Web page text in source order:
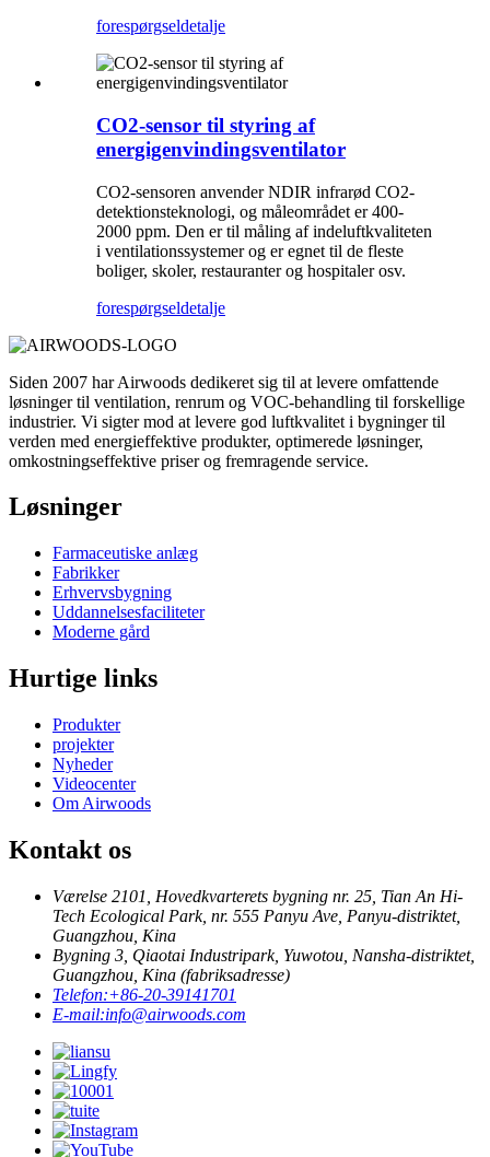
forespørgseldetalje
CO2-sensor til styring af
energigenvindingsventilator
CO2-sensoren anvender NDIR infrarød CO2-
detektionsteknologi, og måleområdet er 400-
2000 ppm. Den er til måling af indeluftkvaliteten
i ventilationssystemer og er egnet til de fleste
boliger, skoler, restauranter og hospitaler osv.
forespørgseldetalje
Siden 2007 har Airwoods dedikeret sig til at levere omfattende
løsninger til ventilation, renrum og VOC-behandling til forskellige
industrier. Vi sigter mod at levere god luftkvalitet i bygninger til
verden med energieffektive produkter, optimerede løsninger,
omkostningseffektive priser og fremragende service.
Løsninger
Farmaceutiske anlæg
Fabrikker
Erhvervsbygning
Uddannelsesfaciliteter
Moderne gård
Hurtige links
Produkter
projekter
Nyheder
Videocenter
Om Airwoods
Kontakt os
Værelse 2101, Hovedkvarterets bygning nr. 25, Tian An Hi-
Tech Ecological Park, nr. 555 Panyu Ave, Panyu-distriktet,
Guangzhou, Kina
Bygning 3, Qiaotai Industripark, Yuwotou, Nansha-distriktet,
Guangzhou, Kina (fabriksadresse)
Telefon:+86-20-39141701
E-mail:info@airwoods.com